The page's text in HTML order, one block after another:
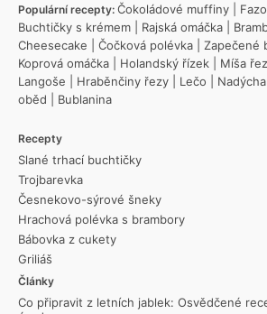
Populární recepty: Čokoládové muffiny
Buchtičky s krémem
Rajská omáčka
Cheesecake
Čočková polévka Zapečené
Koprová omáčka
Holandský řízek Míša
Langoše
Hraběnčiny řezy Lečo
oběd
Bublanina
Recepty
Slané trhací buchtičky
Trojbarevka
Česnekovo-sýrové šneky
Hrachová polévka s brambory
Bábovka z cukety
Griliáš
Články
Co připravit z letních jablek: Osvědčené